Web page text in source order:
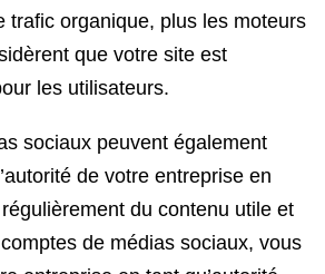
trafic organique, plus les moteurs
que votre site est
les utilisateurs.
sociaux peuvent également
de votre entreprise en
du contenu utile et
de médias sociaux, vous